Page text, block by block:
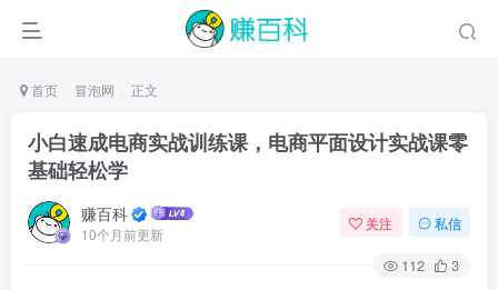
首页 冒泡网 正文
小白速成电商实战训练课，电商平面设计实战课零
基础轻松学
赚百科
10个月前更新
关注 私信
112 3